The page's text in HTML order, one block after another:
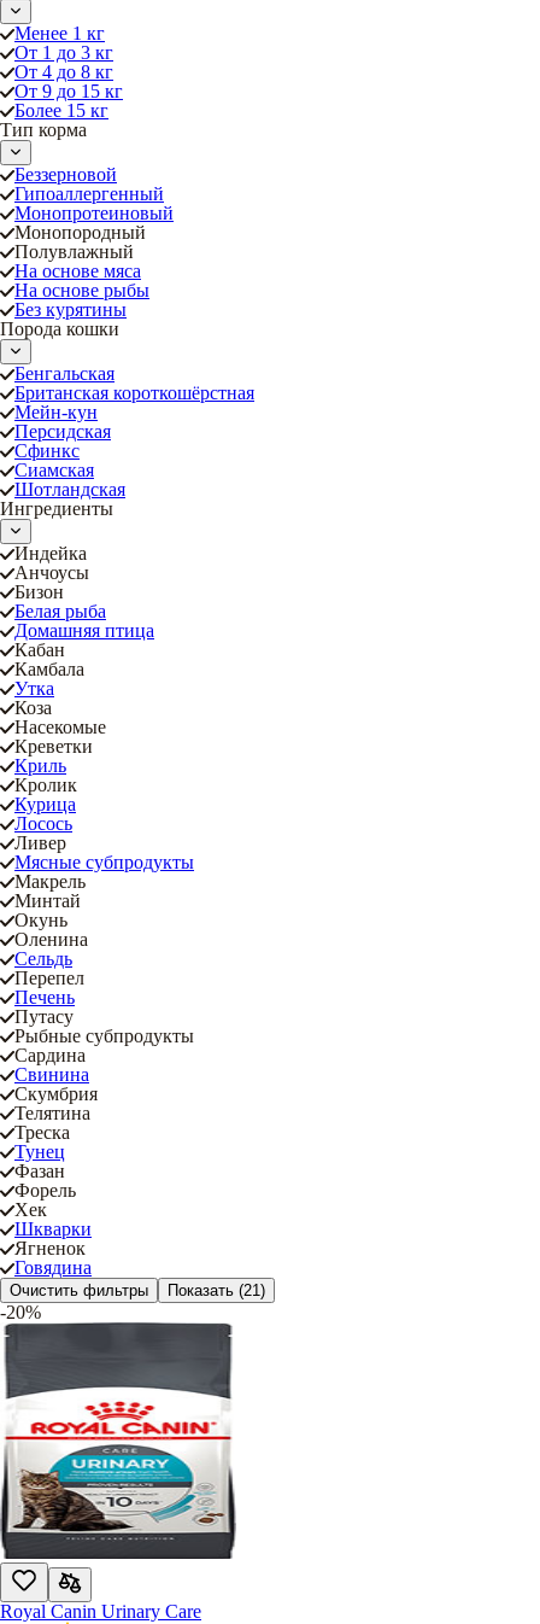
Менее 1 кг
От 1 до 3 кг
От 4 до 8 кг
От 9 до 15 кг
Более 15 кг
Тип корма
Беззерновой
Гипоаллергенный
Монопротеиновый
Монопородный
Полувлажный
На основе мяса
На основе рыбы
Без курятины
Порода кошки
Бенгальская
Британская короткошёрстная
Мейн-кун
Персидская
Сфинкс
Сиамская
Шотландская
Ингредиенты
Индейка
Анчоусы
Бизон
Белая рыба
Домашняя птица
Кабан
Камбала
Утка
Коза
Насекомые
Креветки
Криль
Кролик
Курица
Лосось
Ливер
Мясные субпродукты
Макрель
Минтай
Окунь
Оленина
Сельдь
Перепел
Печень
Путасу
Рыбные субпродукты
Сардина
Свинина
Скумбрия
Телятина
Треска
Тунец
Фазан
Форель
Хек
Шкварки
Ягненок
Говядина
Очистить фильтры Показать (21)
-20%
Royal Canin Urinary Care